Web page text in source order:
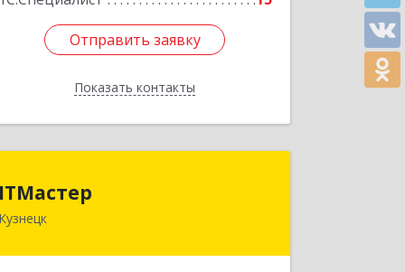
Отправить заявку
Показать контакты
Отправить заявку
Назад
ITМастер
Кузнецк442537, Пензенская обл, Кузнецк г,